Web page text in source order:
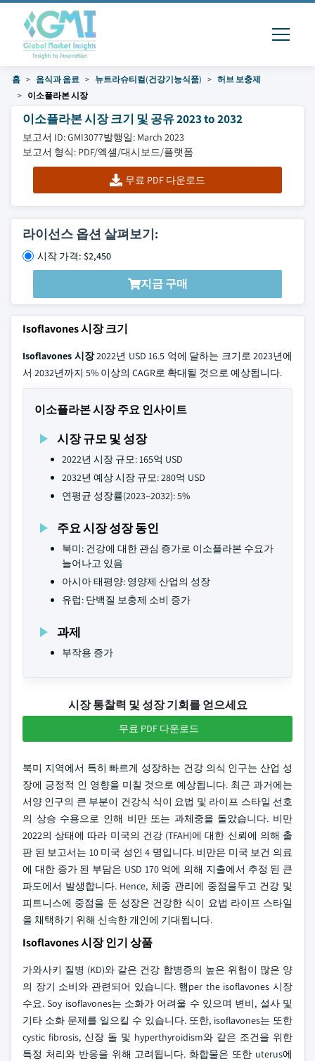
홈 음식과 음료 뉴트라슈티컬(건강기능식품)
허브 보충제
이소플라본 시장
이소플라본 시장 크기 및 공유 2023 to 2032
보고서 ID: GMI3077발행일: March 2023
보고서 형식: PDF/엑셀/대시보드/플랫폼
무료 PDF 다운로드
라이선스 옵션 살펴보기:
시작 가격: $2,450
지금 구매
Isoflavones 시장 크기
Isoflavones 시장2022년 USD 16.5 억에 달하는 크기로 2023년에
서 2032년까지 5% 이상의 CAGR로 확대될 것으로 예상됩니다.
이소플라본 시장 주요 인사이트
시장 규모 및 성장
2022년 시장 규모: 165억 USD
2032년 예상 시장 규모: 280억 USD
연평균 성장률(2023–2032): 5%
주요 시장 성장 동인
북미: 건강에 대한 관심 증가로 이소플라본 수요가
늘어나고 있음
아시아 태평양: 영양제 산업의 성장
유럽: 단백질 보충제 소비 증가
과제
부작용 증가
시장 통찰력 및 성장 기회를 얻으세요
무료 PDF 다운로드
북미 지역에서 특히 빠르게 성장하는 건강 의식 인구는 산업 성
장에 긍정적 인 영향을 미칠 것으로 예상됩니다. 최근 과거에는
서양 인구의 큰 부분이 건강식 식이 요법 및 라이프 스타일 선호
의 상승 수용으로 인해 비만 또는 과체중을 돌았습니다. 비만
2022의 상태에 따라 미국의 건강 (TFAH)에 대한 신뢰에 의해 출
판 된 보고서는 10 미국 성인 4 명입니다. 비만은 미국 보건 의료
에 대한 증가 된 부담은 USD 170 억에 의해 지출에서 추정 된 큰
파도에서 발생합니다. Hence, 체중 관리에 중점을두고 건강 및
피트니스에 중점을 둔 성장은 건강한 식이 요법 라이프 스타일
을 채택하기 위해 신속한 개인에 기대됩니다.
Isoflavones 시장 인기 상품
가와사키 질병 (KD)와 같은 건강 합병증의 높은 위험이 많은 양
의 장기 소비와 관련되어 있습니다. 햄per the isoflavones 시장
수요. Soy isoflavones는 소화가 어려울 수 있으며 변비, 설사 및
기타 소화 문제를 일으킬 수 있습니다. 또한, isoflavones는 또한
cystic fibrosis, 신장 돌 및 hyperthyroidism와 같은 조건을 위한
특정 처리와 반응을 위해 고려됩니다. 화합물은 또한 uterus에